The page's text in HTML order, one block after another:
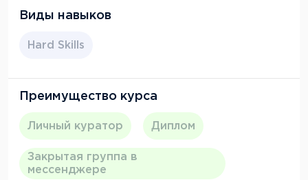
Виды навыков
Hard Skills
Преимущество курса
Личный куратор Диплом
Закрытая группа в
мессенджере